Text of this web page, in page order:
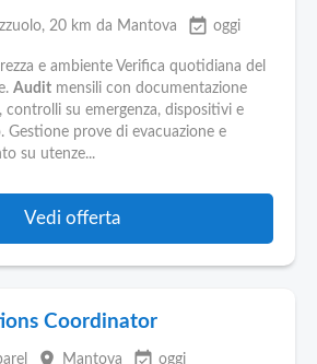
, 20 km da Mantova event_available oggi
e ambiente Verifica quotidiana del
Audit mensili con documentazione
controlli su emergenza, dispositivi e
Gestione prove di evacuazione e
su utenze...
Vedi offerta
Coordinator
place Mantova event_available oggi